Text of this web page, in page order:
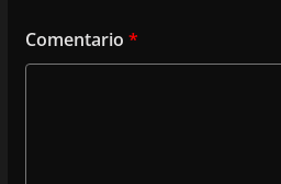
Comentario *